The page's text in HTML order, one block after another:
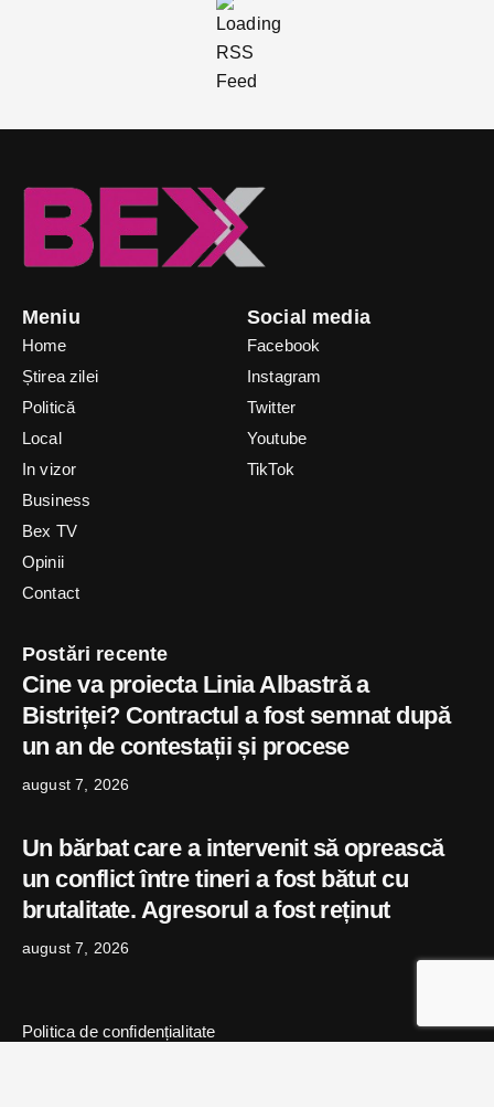
Meniu
Home
Știrea zilei
Politică
Local
In vizor
Business
Bex TV
Opinii
Contact
Social media
Facebook
Instagram
Twitter
Youtube
TikTok
Postări recente
Cine va proiecta Linia Albastră a
Bistriței? Contractul a fost semnat după
un an de contestații și procese
august 7, 2026
Un bărbat care a intervenit să oprească
un conflict între tineri a fost bătut cu
brutalitate. Agresorul a fost reținut
august 7, 2026
Politica de confidențialitate